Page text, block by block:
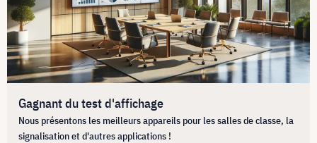
Gagnant du test d'affichage
Nous présentons les meilleurs appareils pour les salles de classe, la
signalisation et d'autres applications !